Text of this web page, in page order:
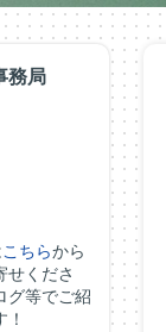
務局
こちらから
せくださ
グ等でご紹